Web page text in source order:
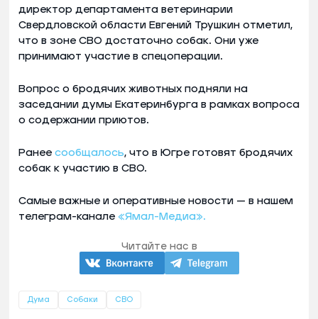
директор департамента ветеринарии
Свердловской области Евгений Трушкин отметил,
что в зоне СВО достаточно собак. Они уже
принимают участие в спецоперации.
Вопрос о бродячих животных подняли на
заседании думы Екатеринбурга в рамках вопроса
о содержании приютов.
Ранее сообщалось, что в Югре готовят бродячих
собак к участию в СВО.
Самые важные и оперативные новости — в нашем
телеграм-канале «Ямал-Медиа».
Читайте нас в
Дума Собаки СВО